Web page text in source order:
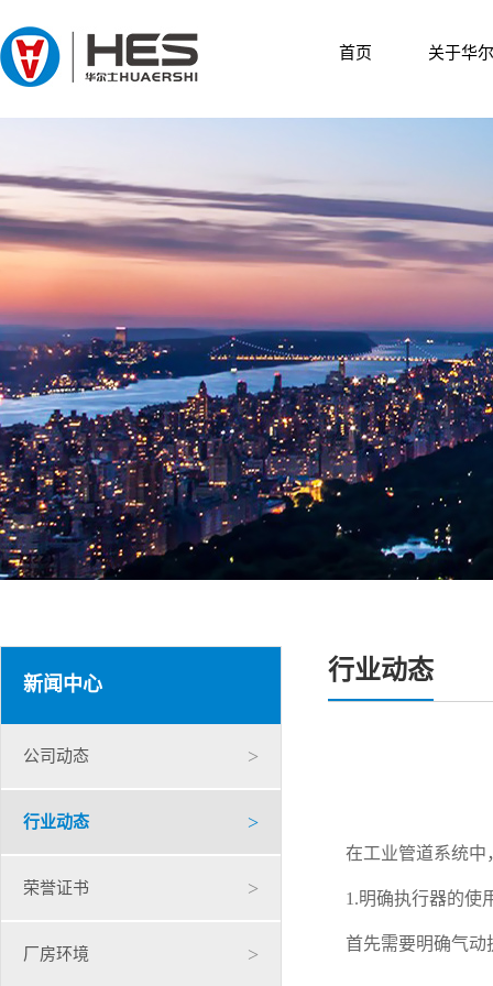
首页 关于华
新闻中心
公司动态 >
行业动态 >
荣誉证书 >
厂房环境 >
行业动态
在工业管道系统中
1.明确执行器的使
首先需要明确气动